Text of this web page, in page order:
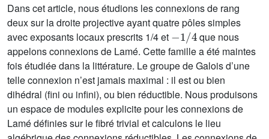
Dans cet article, nous étudions les connexions de rang
deux sur la droite projective ayant quatre pôles simples
avec exposants locaux prescrits 1/4 et
-1/4
que nous
appelons connexions de Lamé. Cette famille a été maintes
fois étudiée dans la littérature. Le groupe de Galois d’une
telle connexion n’est jamais maximal : il est ou bien
dihédral (fini ou infini), ou bien réductible. Nous produisons
un espace de modules explicite pour les connexions de
Lamé définies sur le fibré trivial et calculons le lieu